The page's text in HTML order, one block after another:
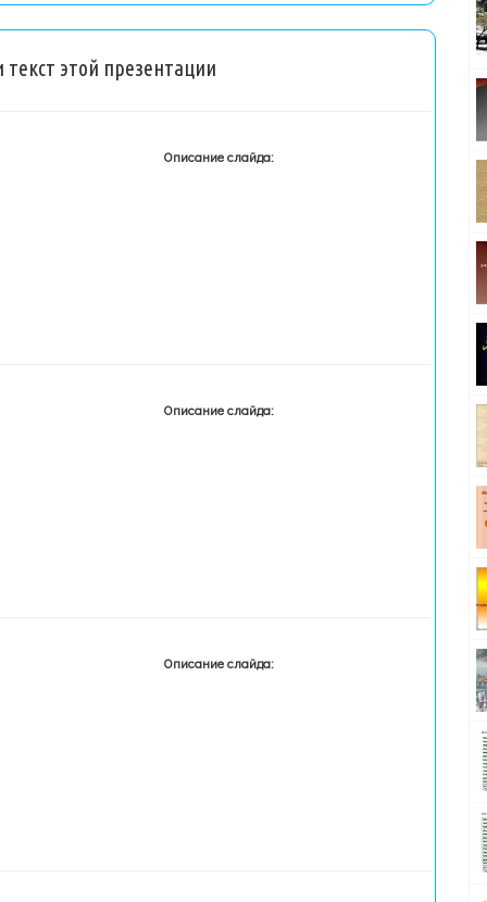
этой презентации
Описание слайда:
Описание слайда:
Описание слайда: